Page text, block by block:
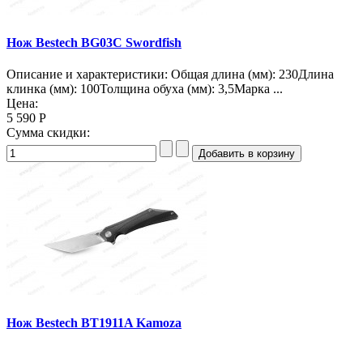
Нож Bestech BG03C Swordfish
Описание и характеристики: Общая длина (мм): 230Длина
клинка (мм): 100Толщина обуха (мм): 3,5Марка ...
Цена:
5 590 Р
Сумма скидки:
Нож Bestech BT1911A Kamoza